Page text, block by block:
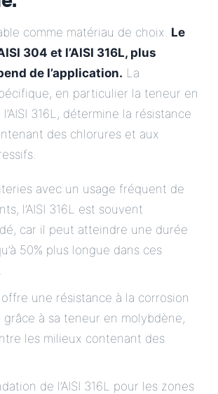
comme matériau de choix. Le
304 et l’AISI 316L, plus
de l’application. La
en particulier la teneur en
316L, détermine la résistance
des chlorures et aux
avec un usage fréquent de
l’AISI 316L est souvent
car il peut atteindre une durée
50% plus longue dans ces
offre une résistance à la corrosion
grâce à sa teneur en molybdène,
les milieux contenant des
de l’AISI 316L pour les zones